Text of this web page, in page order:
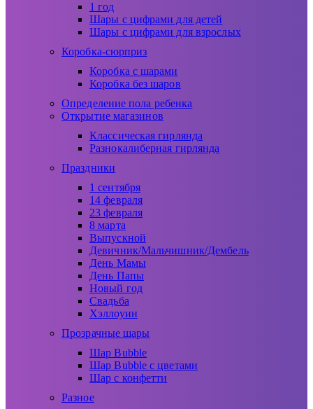
1 год
Шары с цифрами для детей
Шары с цифрами для взрослых
Коробка-сюрприз
Коробка с шарами
Коробка без шаров
Определение пола ребенка
Открытие магазинов
Классическая гирлянда
Разнокалиберная гирлянда
Праздники
1 сентября
14 февраля
23 февраля
8 марта
Выпускной
Девичник/Мальчишник/Дембель
День Мамы
День Папы
Новый год
Свадьба
Хэллоуин
Прозрачные шары
Шар Bubble
Шар Bubble с цветами
Шар с конфетти
Разное